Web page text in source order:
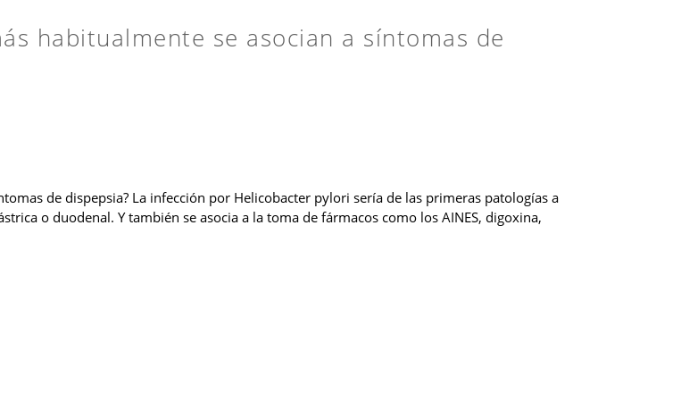
habitualmente se asocian a síntomas de
de dispepsia? La infección por Helicobacter pylori sería de las primeras patologías a
o duodenal. Y también se asocia a la toma de fármacos como los AINES, digoxina,